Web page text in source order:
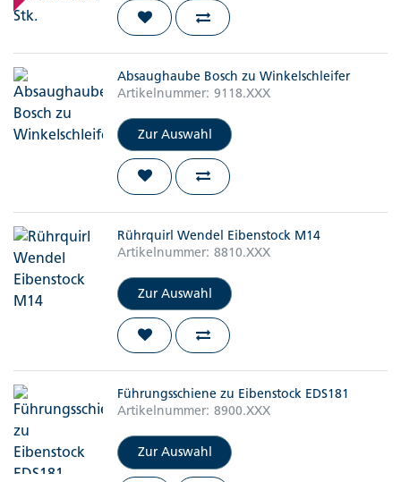
Absaughaube Bosch zu Winkelschleifer
Artikelnummer: 9118.XXX
Zur Auswahl
Rührquirl Wendel Eibenstock M14
Artikelnummer: 8810.XXX
Zur Auswahl
Führungsschiene zu Eibenstock EDS181
Artikelnummer: 8900.XXX
Zur Auswahl